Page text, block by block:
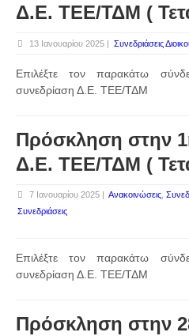
Δ.Ε. ΤΕΕ/ΤΔΜ (
13 Ιανουαρίου 2025 | Συνεδριάσεις
Επιλέξτε τον παρακάτω
συνεδρίαση Δ.Ε. ΤΕΕ/ΤΔΜ
Πρόσκληση στην
Δ.Ε. ΤΕΕ/ΤΔΜ (
7 Ιανουαρίου 2025 | Ανακοινώσεις
Συνεδριάσεις
Επιλέξτε τον παρακάτω
συνεδρίαση Δ.Ε. ΤΕΕ/ΤΔΜ
Πρόσκληση στην